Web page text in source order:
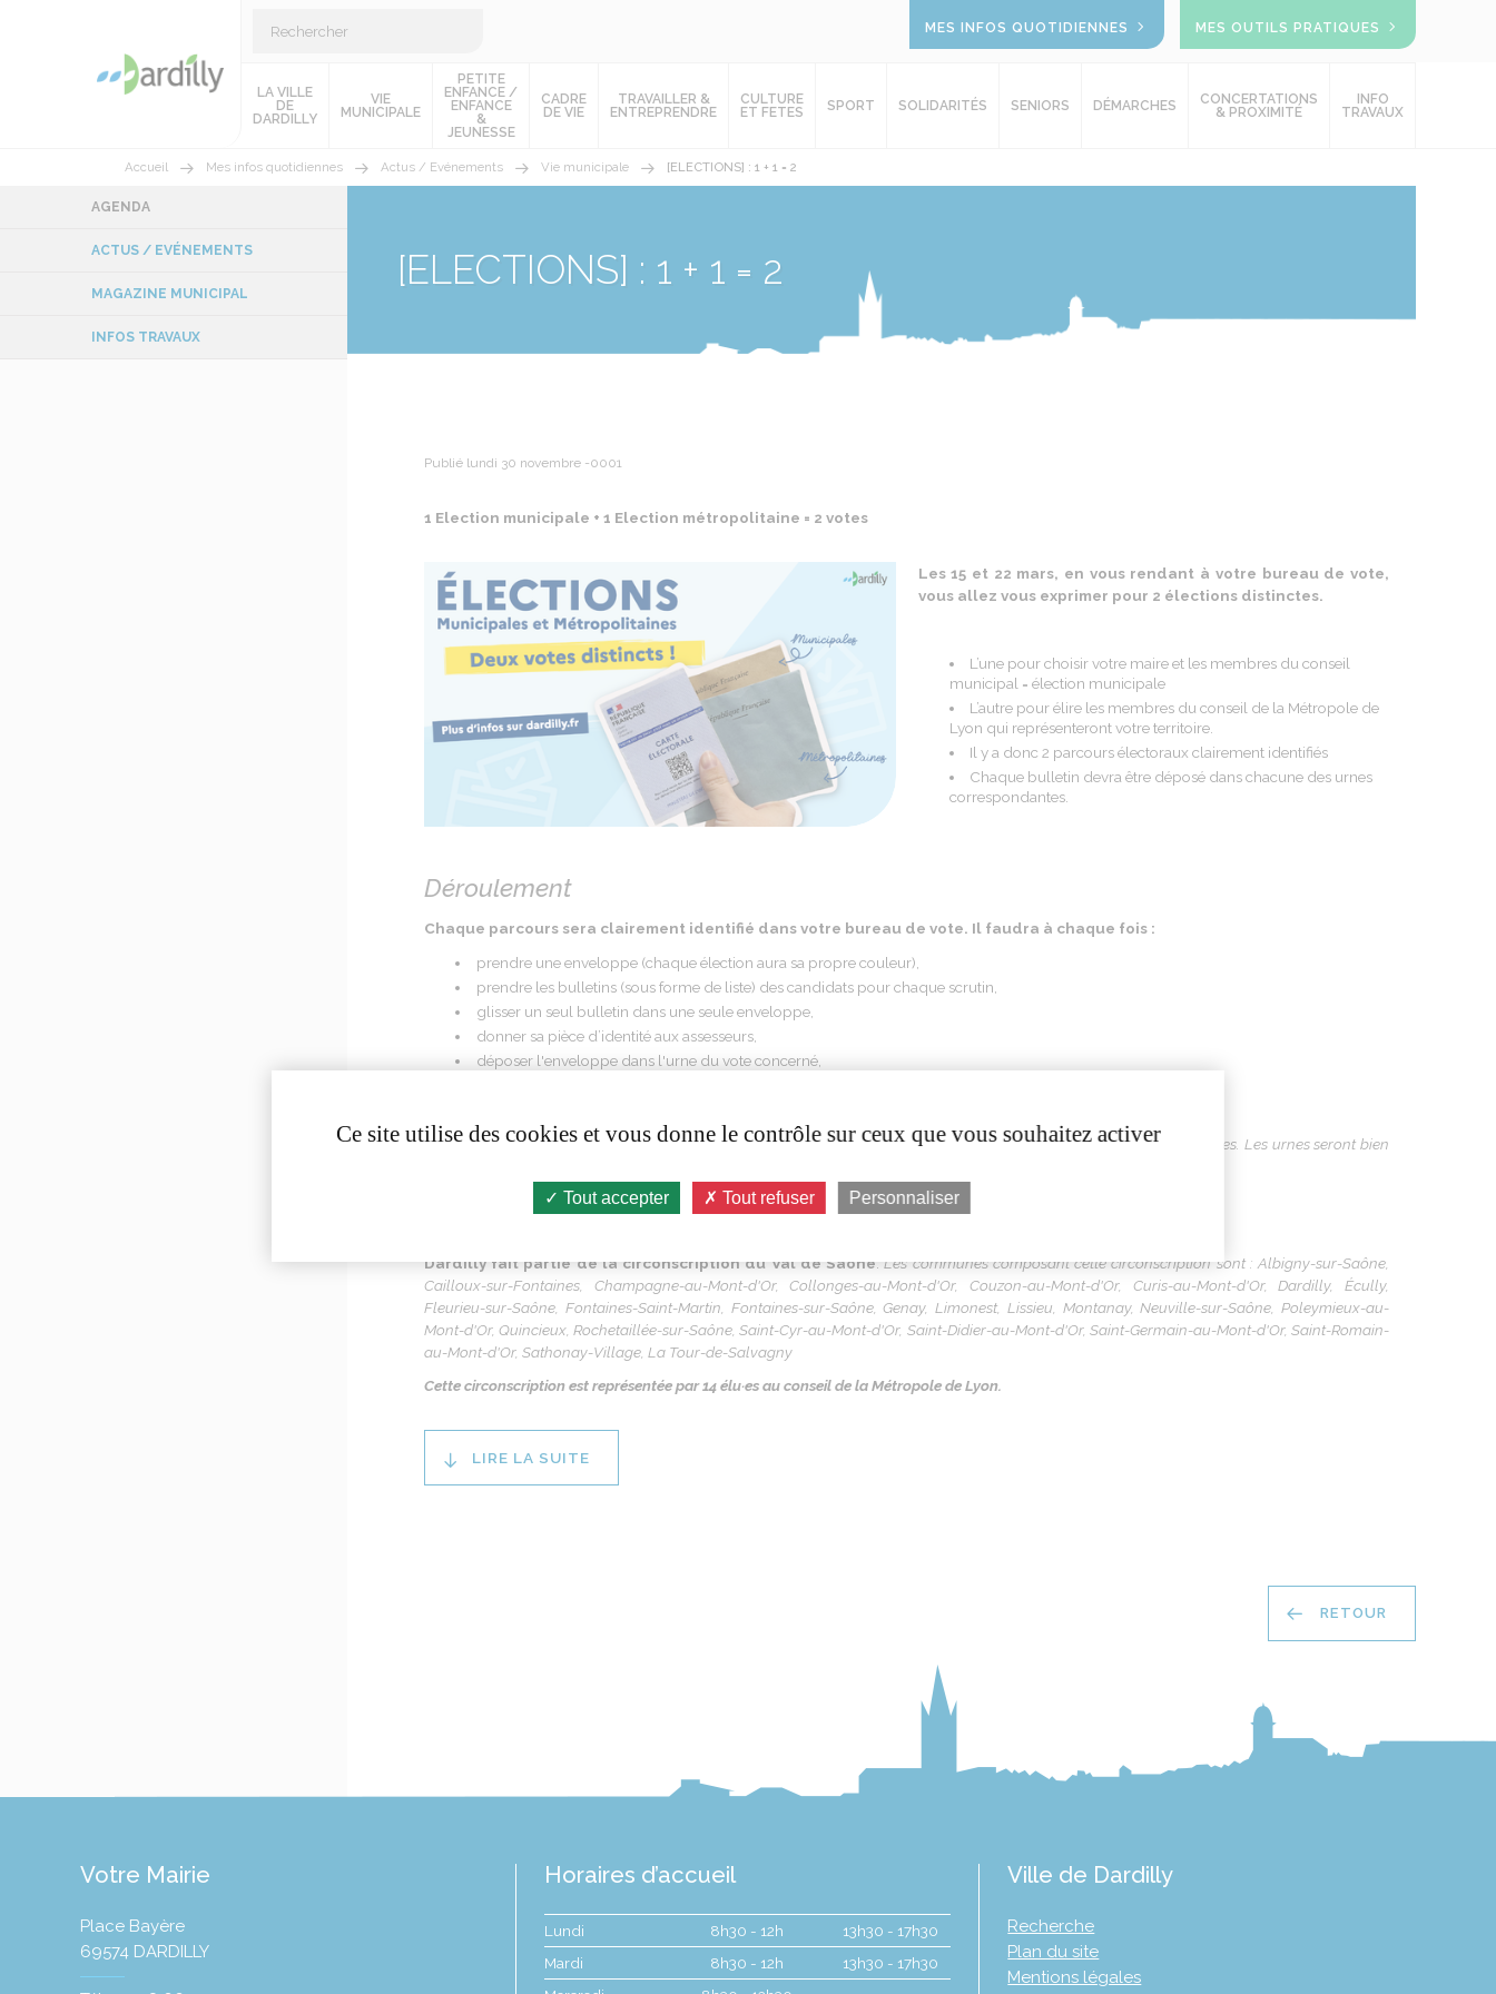
MES INFOS QUOTIDIENNES MES OUTILS PRATIQUES
LA VILLE
DE
DARDILLY
VIE
MUNICIPALE
PETITE
ENFANCE /
ENFANCE
&
JEUNESSE
CADRE
DE VIE
TRAVAILLER &
ENTREPRENDRE
CULTURE
ET FETES
SPORT SOLIDARITÉS SENIORS DÉMARCHES
CONCERTATIONS
& PROXIMITÉ
INFO
TRAVAUX
Accueil Mes infos quotidiennes Actus / Evénements Vie municipale [ELECTIONS] : 1 + 1 = 2
[ELECTIONS] : 1 + 1 = 2
Publié lundi 30 novembre -0001
1 Election municipale + 1 Election métropolitaine = 2 votes
Les 15 et 22 mars, en vous rendant à votre bureau de vote,
vous allez vous exprimer pour 2 élections distinctes.
L’une pour choisir votre maire et les membres du conseil
municipal = élection municipale
L’autre pour élire les membres du conseil de la Métropole de
Lyon qui représenteront votre territoire.
Il y a donc 2 parcours électoraux clairement identifiés
Chaque bulletin devra être déposé dans chacune des urnes
correspondantes.
Déroulement
Chaque parcours sera clairement identifié dans votre bureau de vote. Il faudra à chaque fois :
prendre une enveloppe (chaque élection aura sa propre couleur),
prendre les bulletins (sous forme de liste) des candidats pour chaque scrutin,
glisser un seul bulletin dans une seule enveloppe,
donner sa pièce d’identité aux assesseurs,
déposer l'enveloppe dans l'urne du vote concerné,
Il y aura des listes de candidats pour les élections municipales et des listes différentes pour les élections métropolitaines. Les urnes seront bien
Pour aller plus loin...
Dardilly fait partie de la circonscription du Val de Saône.Les communes composant cette circonscription sont : Albigny-sur-Saône,
Cailloux-sur-Fontaines, Champagne-au-Mont-d'Or, Collonges-au-Mont-d'Or, Couzon-au-Mont-d'Or, Curis-au-Mont-d'Or, Dardilly, Écully,
Fleurieu-sur-Saône, Fontaines-Saint-Martin, Fontaines-sur-Saône, Genay, Limonest, Lissieu, Montanay, Neuville-sur-Saône, Poleymieux-au-
Mont-d'Or, Quincieux, Rochetaillée-sur-Saône, Saint-Cyr-au-Mont-d'Or, Saint-Didier-au-Mont-d'Or, Saint-Germain-au-Mont-d'Or, Saint-Romain-
au-Mont-d'Or, Sathonay-Village, La Tour-de-Salvagny
Cette circonscription est représentée par 14 élu·es au conseil de la Métropole de Lyon.
LIRE LA SUITE
RETOUR
AGENDA
ACTUS / EVÉNEMENTS
MAGAZINE MUNICIPAL
INFOS TRAVAUX
Votre Mairie
Place Bayère
69574 DARDILLY
Horaires d’accueil
Lundi 8h30 - 12h
13h30 - 17h30
Mardi
8h30 - 12h
13h30 - 17h30
Ville de Dardilly
Recherche
Plan du site
Mentions légales
Ce site utilise des cookies et vous donne le contrôle sur ceux que vous souhaitez activer
Tout accepter Tout refuser Personnaliser